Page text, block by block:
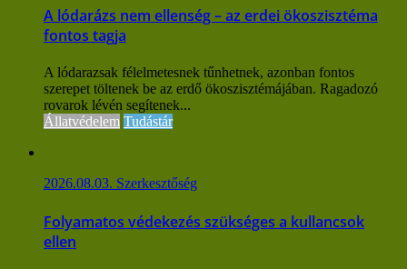
A lódarázs nem ellenség – az erdei ökoszisztéma
fontos tagja
A lódarazsak félelmetesnek tűnhetnek, azonban fontos
szerepet töltenek be az erdő ökoszisztémájában. Ragadozó
rovarok lévén segítenek...
Állatvédelem Tudástár
2026.08.03. Szerkesztőség
Folyamatos védekezés szükséges a kullancsok
ellen